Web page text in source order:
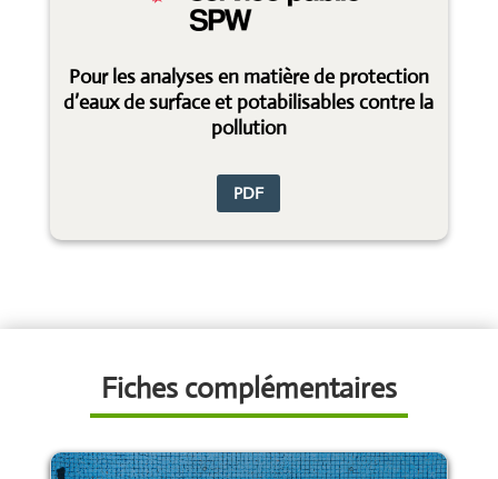
Pour les analyses en matière de protection
d’eaux de surface et potabilisables contre la
pollution
PDF
Fiches complémentaires